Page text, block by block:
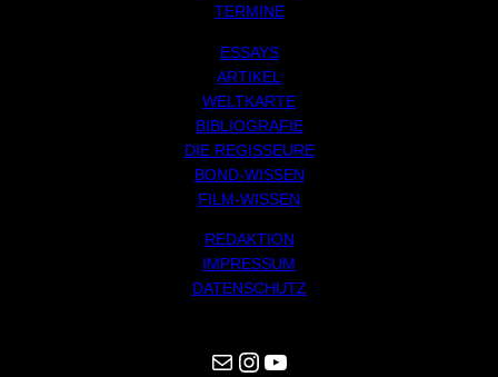
TERMINE
ESSAYS
ARTIKEL
WELTKARTE
BIBLIOGRAFIE
DIE REGISSEURE
BOND-WISSEN
FILM-WISSEN
REDAKTION
IMPRESSUM
DATENSCHUTZ
Mail Instagram YouTube